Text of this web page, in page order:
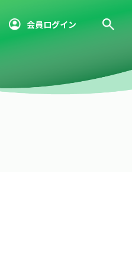
会員ログイン